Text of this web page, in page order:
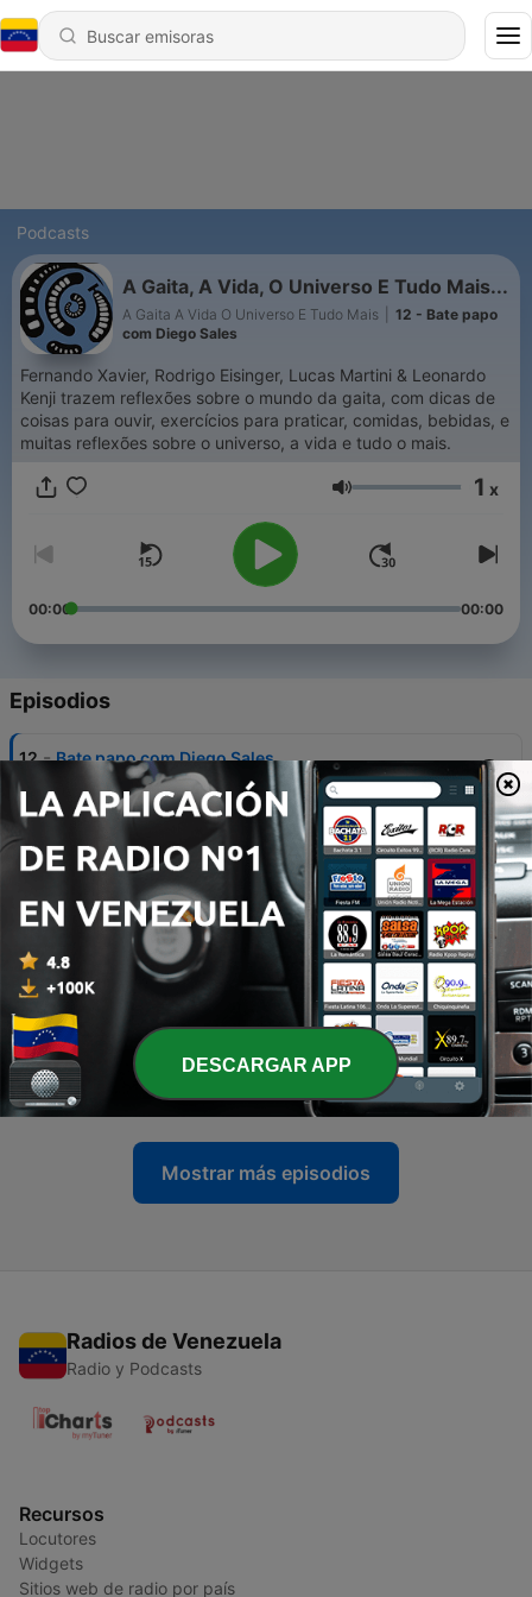
Podcasts
A Gaita, A Vida, O Universo E Tudo Mais...
A Gaita A Vida O Universo E Tudo Mais
12 - Bate papo
com Diego Sales
Fernando Xavier, Rodrigo Eisinger, Lucas Martini & Leonardo
Kenji trazem reflexões sobre o mundo da gaita, com dicas de
coisas para ouvir, exercícios para praticar, comidas, bebidas, e
muitas reflexões sobre o universo, a vida e tudo o mais.
Volumen 1 x
00:00 00:00
Episodios
12 - Bate papo com Diego Sales
30 mayo 2021
11 Top 20 gaitistas internacionais (na nossa opinião)
28 abr. 2021
10 - Bate Papo com Igor Kasuya
9 - Bate papo com André Bordinhon (guitarra)
03 jul. 2020
8 - Bate papo com Ivan Marcio.
03 jul. 2020
Mostrar más episodios
Radios de Venezuela
Radio y Podcasts
Recursos
Locutores
Widgets
Sitios web de radio por país
DESCARGAR APP